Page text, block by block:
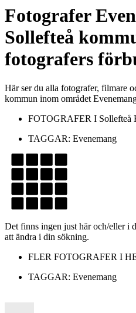
Fotografer
Sollefteå
fotografers
Här ser du alla fotografer, filmare
kommun inom området
FOTOGRAFER I Sollefteå
TAGGAR: Evenemang
Det finns ingen just här och/eller i
att ändra i din sökning.
FLER FOTOGRAFER I
TAGGAR: Evenemang